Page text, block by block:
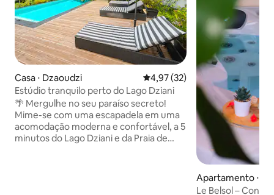
Casa ⋅ Dzaoudzi 4,97 de uma avaliação média
4,97 (32)
Estúdio tranquilo perto do Lago Dziani
🌴 Mergulhe no seu paraíso secreto!
Mime-se com uma escapadela em uma
acomodação moderna e confortável, a 5
minutos do Lago Dziani e da Praia de
Apartamento ⋅
Le Belsol –